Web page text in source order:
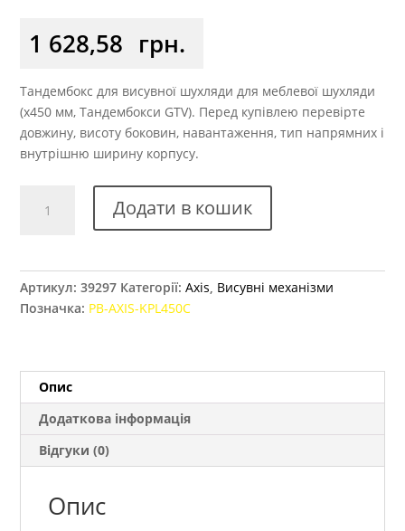
1 628,58 грн.
Тандембокс для висувної шухляди для меблевої шухляди
(x450 мм, Тандембокси GTV). Перед купівлею перевірте
довжину, висоту боковин, навантаження, тип напрямних і
внутрішню ширину корпусу.
450
Додати в кошик
Артикул:39297 Категорії:Axis Висувні механізми
Позначка: PB-AXIS-KPL450C
Опис
Додаткова інформація
Відгуки (0)
Опис